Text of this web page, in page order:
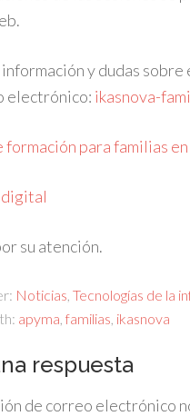
información y dudas
electrónico: ikasnova-
formación para familias
su atención.
Noticias Tecnologías de la
apyma familias ikasnova
respuesta
de correo electrónico